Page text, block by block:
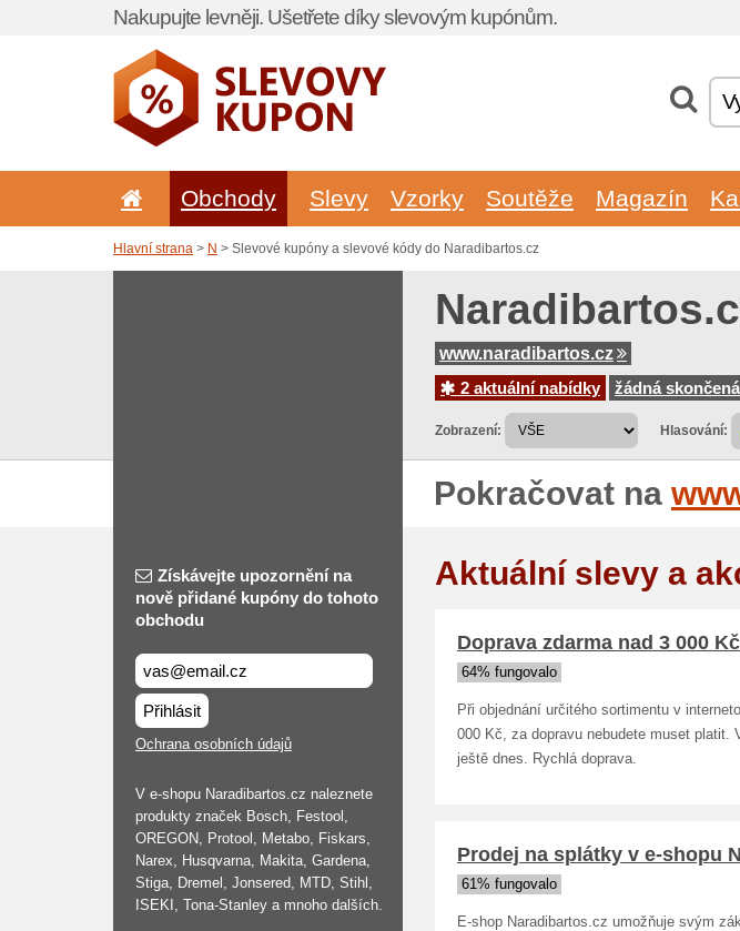
Nakupujte levněji. Ušetřete díky slevovým kupónům.
Obchody Slevy Vzorky Soutěže Magazín
Hlavní strana > N > Slevové kupóny a slevové kódy do Naradibartos.cz
www.naradibartos.cz
2 aktuální nabídky
žádná
Zobrazení: Hlasování:
Pokračovat na
Získávejte upozornění na
nově přidané kupóny do tohoto
obchodu
Přihlásit
Ochrana osobních údajů
V e-shopu Naradibartos.cz naleznete
produkty značek Bosch, Festool,
OREGON, Protool, Metabo, Fiskars,
Narex, Husqvarna, Makita, Gardena,
Stiga, Dremel, Jonsered, MTD, Stihl,
ISEKI, Tona-Stanley a mnoho dalších.
Aktuální slevy a
Doprava zdarma nad 3 000
64% fungovalo
Při objednání určitého sortimentu v
000 Kč, za dopravu nebudete muset platit.
ještě dnes. Rychlá doprava.
Prodej na splátky v e-shopu
61% fungovalo
E-shop Naradibartos.cz umožňuje svým